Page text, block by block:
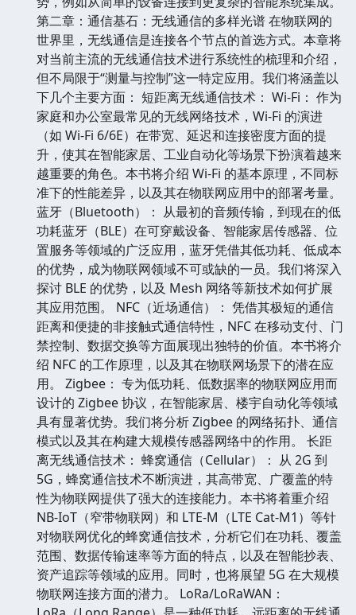
第二章：通信基石：无线通信的多样光谱 在物联网的
世界里，无线通信是连接各个节点的首选方式。本章将
对当前主流的无线通信技术进行系统性的梳理和介绍，
但不局限于“测量与控制”这一特定应用。我们将涵盖以
下几个主要方面： 短距离无线通信技术： Wi-Fi： 作为
家庭和办公室最常见的无线网络技术，Wi-Fi 的演进
（如 Wi-Fi 6/6E）在带宽、延迟和连接密度方面的提
升，使其在智能家居、工业自动化等场景下扮演着越来
越重要的角色。本书将介绍 Wi-Fi 的基本原理，不同标
准下的性能差异，以及其在物联网应用中的部署考量。
蓝牙（Bluetooth）： 从最初的音频传输，到现在的低
功耗蓝牙（BLE）在可穿戴设备、智能家居传感器、位
置服务等领域的广泛应用，蓝牙凭借其低功耗、低成本
的优势，成为物联网领域不可或缺的一员。我们将深入
探讨 BLE 的优势，以及 Mesh 网络等新技术如何扩展
其应用范围。 NFC（近场通信）： 凭借其极短的通信
距离和便捷的非接触式通信特性，NFC 在移动支付、门
禁控制、数据交换等方面展现出独特的价值。本书将介
绍 NFC 的工作原理，以及其在物联网场景下的潜在应
用。 Zigbee： 专为低功耗、低数据率的物联网应用而
设计的 Zigbee 协议，在智能家居、楼宇自动化等领域
具有显著优势。我们将分析 Zigbee 的网络拓扑、通信
模式以及其在构建大规模传感器网络中的作用。 长距
离无线通信技术： 蜂窝通信（Cellular）： 从 2G 到
5G，蜂窝通信技术不断演进，其高带宽、广覆盖的特
性为物联网提供了强大的连接能力。本书将着重介绍
NB-IoT（窄带物联网）和 LTE-M（LTE Cat-M1）等针
对物联网优化的蜂窝通信技术，分析它们在功耗、覆盖
范围、数据传输速率等方面的特点，以及在智能抄表、
资产追踪等领域的应用。同时，也将展望 5G 在大规模
物联网连接方面的潜力。 LoRa/LoRaWAN：